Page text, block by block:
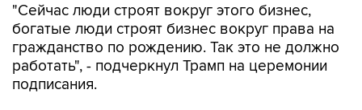
"Сейчас люди строят вокруг этого бизнес,
богатые люди строят бизнес вокруг права на
гражданство по рождению. Так это не должно
работать", - подчеркнул Трамп на церемонии
подписания.